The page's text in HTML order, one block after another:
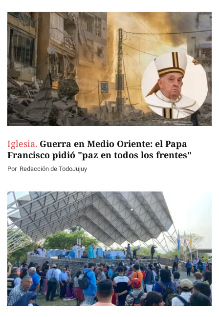
Iglesia. Guerra en Medio Oriente: el Papa
Francisco pidió "paz en todos los frentes"
Por Redacción de TodoJujuy